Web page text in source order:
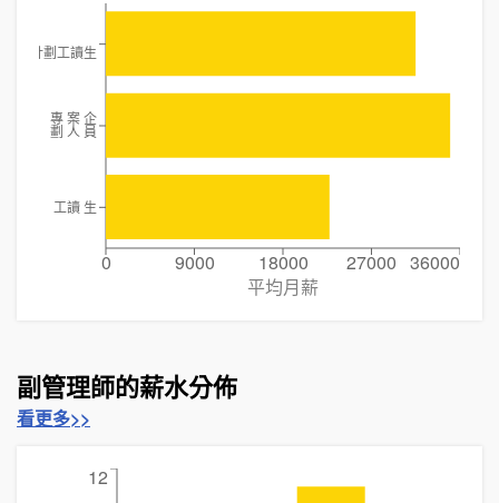
0 9000 18000 27000 36000
平均月薪
計劃工讀生
專 案 企
劃 人 員
工讀 生
副管理師的薪水分佈
看更多>>
12